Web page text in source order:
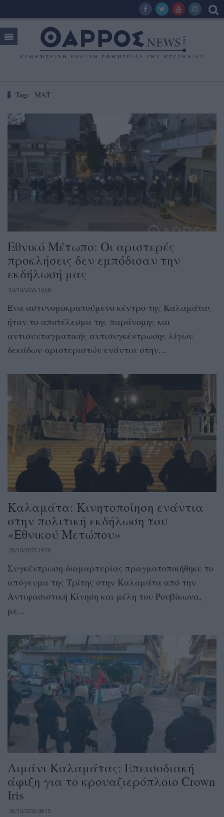
Tag: ΜΑΤ
Εθνικό Μέτωπο: Οι αριστερές
προκλήσεις δεν εμπόδισαν την
εκδήλωσή μας
30/10/2025 10:58
Ένα αστυνομοκρατούμενο κέντρο της Καλαμάτας
ήταν το αποτέλεσμα της παράνομης και
αντισυνταγματικής αντισυγκέντρωσης λίγων
δεκάδων αριστεριστών ενάντια στην...
Καλαμάτα: Κινητοποίηση ενάντια
στην πολιτική εκδήλωση του
«Εθνικού Μετώπου»
28/10/2025 19:58
Συγκέντρωση διαμαρτυρίας πραγματοποιήθηκε το
απόγευμα της Τρίτης στην Καλαμάτα από την
Αντιφασιστική Κίνηση και μέλη του Ρουβίκωνα,
με...
Λιμάνι Καλαμάτας: Επεισοδιακή
άφιξη για το κρουαζιερόπλοιο Crown
Iris
28/10/2025 08:15